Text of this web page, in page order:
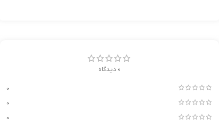
0 دیدگاه
0
0
0